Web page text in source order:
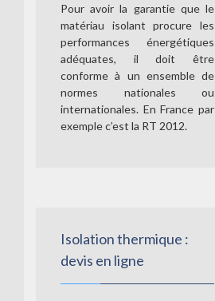
Pour avoir la garantie que le
matériau isolant procure les
performances énergétiques
adéquates, il doit être
conforme à un ensemble de
normes nationales ou
internationales. En France par
exemple c’est la RT 2012.
Isolation thermique :
devis en ligne